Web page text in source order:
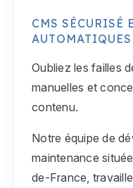
CMS SÉCURISÉ
AUTOMATIQUES
Oubliez les failles
manuelles et
contenu.
Notre équipe de
maintenance
de-France,